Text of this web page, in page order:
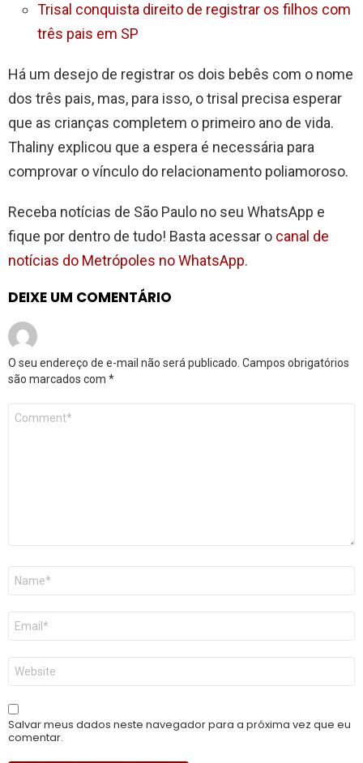
Trisal conquista direito de registrar os filhos com
três pais em SP
Há um desejo de registrar os dois bebês com o nome
dos três pais, mas, para isso, o trisal precisa esperar
que as crianças completem o primeiro ano de vida.
Thaliny explicou que a espera é necessária para
comprovar o vínculo do relacionamento poliamoroso.
Receba notícias de São Paulo no seu WhatsApp e
fique por dentro de tudo! Basta acessar o canal de
notícias do Metrópoles no WhatsApp.
DEIXE UM COMENTÁRIO
O seu endereço de e-mail não será publicado. Campos obrigatórios
são marcados com *
Comentário
Nome
E-
mail
*
Site
Salvar meus dados neste navegador para a próxima vez que eu
comentar.